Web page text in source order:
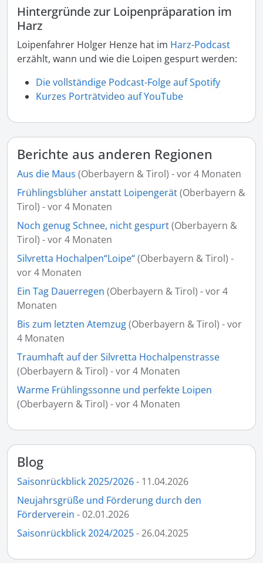
Hintergründe zur Loipenpräparation im
Harz
Loipenfahrer Holger Henze hat im Harz-Podcast
erzählt, wann und wie die Loipen gespurt werden:
Die vollständige Podcast-Folge auf Spotify
Kurzes Porträtvideo auf YouTube
Berichte aus anderen Regionen
Aus die Maus (Oberbayern & Tirol) - vor 4 Monaten
Frühlingsblüher anstatt Loipengerät(Oberbayern &
Tirol) - vor 4 Monaten
Noch genug Schnee, nicht gespurt(Oberbayern &
Tirol) - vor 4 Monaten
Silvretta Hochalpen“Loipe“(Oberbayern & Tirol) -
vor 4 Monaten
Ein Tag Dauerregen (Oberbayern & Tirol) - vor 4
Monaten
Bis zum letzten Atemzug(Oberbayern & Tirol) - vor
4 Monaten
Traumhaft auf der Silvretta Hochalpenstrasse
(Oberbayern & Tirol) - vor 4 Monaten
Warme Frühlingssonne und perfekte Loipen
(Oberbayern & Tirol) - vor 4 Monaten
Blog
Saisonrückblick 2025/2026- 11.04.2026
Neujahrsgrüße und Förderung durch den
Förderverein - 02.01.2026
Saisonrückblick 2024/2025- 26.04.2025